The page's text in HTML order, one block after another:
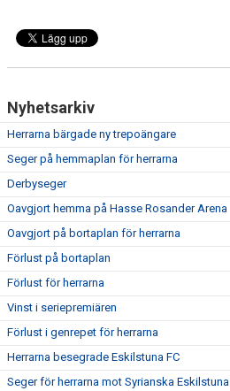
Nyhetsarkiv
Herrarna bärgade ny trepoängare
Seger på hemmaplan för herrarna
Derbyseger
Oavgjort hemma på Hasse Rosander Arena
Oavgjort på bortaplan för herrarna
Förlust på bortaplan
Förlust för herrarna
Vinst i seriepremiären
Förlust i genrepet för herrarna
Herrarna besegrade Eskilstuna FC
Seger för herrarna mot Syrianska Eskilstuna